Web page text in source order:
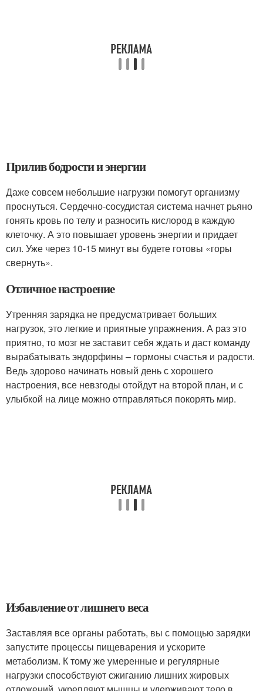
Прилив бодрости и энергии
Даже совсем небольшие нагрузки помогут организму
проснуться. Сердечно-сосудистая система начнет рьяно
гонять кровь по телу и разносить кислород в каждую
клеточку. А это повышает уровень энергии и придает
сил. Уже через 10-15 минут вы будете готовы «горы
свернуть».
Отличное настроение
Утренняя зарядка не предусматривает больших
нагрузок, это легкие и приятные упражнения. А раз это
приятно, то мозг не заставит себя ждать и даст команду
вырабатывать эндорфины – гормоны счастья и радости.
Ведь здорово начинать новый день с хорошего
настроения, все невзгоды отойдут на второй план, и с
улыбкой на лице можно отправляться покорять мир.
Избавление от лишнего веса
Заставляя все органы работать, вы с помощью зарядки
запустите процессы пищеварения и ускорите
метаболизм. К тому же умеренные и регулярные
нагрузки способствуют сжиганию лишних жировых